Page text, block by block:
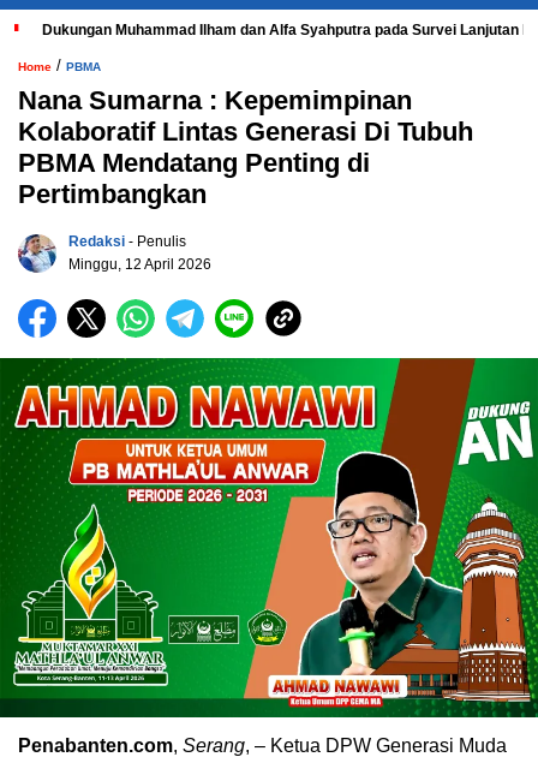
Dukungan Muhammad Ilham dan Alfa Syahputra pada Survei Lanjutan
Home / PBMA
Nana Sumarna : Kepemimpinan
Kolaboratif Lintas Generasi Di Tubuh
PBMA Mendatang Penting di
Pertimbangkan
Redaksi - Penulis
Minggu, 12 April 2026
Penabanten.com, Serang, – Ketua DPW Generasi Muda